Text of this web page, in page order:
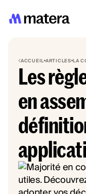
ACCUEILARTICLES LA
Les
en